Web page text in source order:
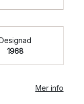
1968
Mer info